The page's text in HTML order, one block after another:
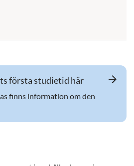
första studietid här
finns information om den
arrow_forward